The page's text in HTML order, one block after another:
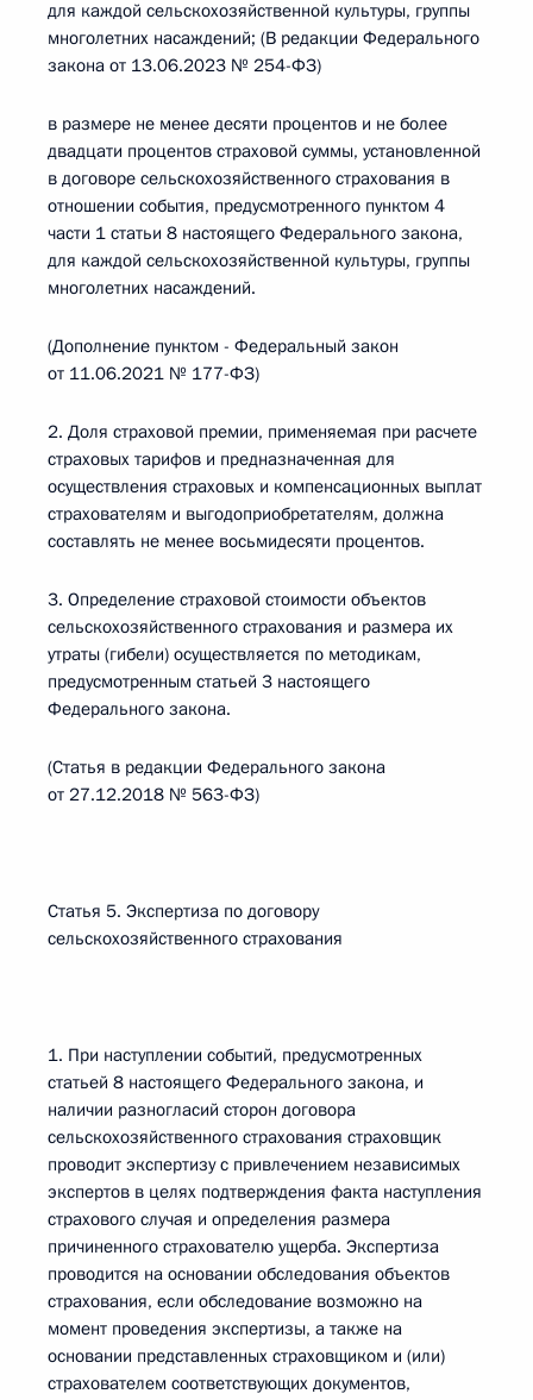
для каждой сельскохозяйственной культуры, группы
многолетних насаждений; (В редакции Федерального
закона от 13.06.2023 № 254-ФЗ)
в размере не менее десяти процентов и не более
двадцати процентов страховой суммы, установленной
в договоре сельскохозяйственного страхования в
отношении события, предусмотренного пунктом 4
части 1 статьи 8 настоящего Федерального закона,
для каждой сельскохозяйственной культуры, группы
многолетних насаждений.
(Дополнение пунктом - Федеральный закон
от 11.06.2021 № 177-ФЗ)
2. Доля страховой премии, применяемая при расчете
страховых тарифов и предназначенная для
осуществления страховых и компенсационных выплат
страхователям и выгодоприобретателям, должна
составлять не менее восьмидесяти процентов.
3. Определение страховой стоимости объектов
сельскохозяйственного страхования и размера их
утраты (гибели) осуществляется по методикам,
предусмотренным статьей 3 настоящего
Федерального закона.
(Статья в редакции Федерального закона
от 27.12.2018 № 563-ФЗ)
Статья 5. Экспертиза по договору
сельскохозяйственного страхования
1. При наступлении событий, предусмотренных
статьей 8 настоящего Федерального закона, и
наличии разногласий сторон договора
сельскохозяйственного страхования страховщик
проводит экспертизу с привлечением независимых
экспертов в целях подтверждения факта наступления
страхового случая и определения размера
причиненного страхователю ущерба. Экспертиза
проводится на основании обследования объектов
страхования, если обследование возможно на
момент проведения экспертизы, а также на
основании представленных страховщиком и (или)
страхователем соответствующих документов,